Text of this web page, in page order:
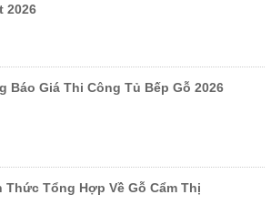
2026
Báo Giá Thi Công Tủ Bếp Gỗ 2026
Thức Tổng Hợp Về Gỗ Cẩm Thị